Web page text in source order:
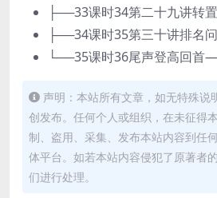
├──33课时34第二十九讲转
├──34课时35第三十讲排名
└──35课时36尾声登高回
声明：本站所有文章，如无特殊说
创发布。任何个人或组织，在未征得
制、盗用、采集、发布本站内容到任
体平台。如若本站内容侵犯了原著者
们进行处理。